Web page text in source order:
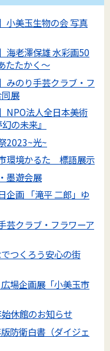
美玉生物の会 写真
老澤保雄 水彩画50
たたかく～
のり手芸クラブ・フ
展
法人全日本美術
の未来』
2023~光~
環境かるた 標語展示
墨遊会展
企画 「滝平 二郎」ゆ
芸クラブ・フラワーア
つくろう安心の街
場企画展「小美玉市
休館のお知らせ
防衛白書（ダイジェ